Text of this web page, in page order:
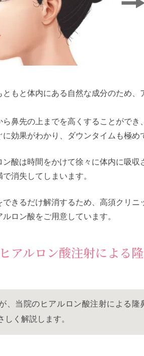
ともと体内にある自然な成分のため
ら鼻先の上までを高くすることができ
効果がわかり、ダウンタイムも極め
ン酸は時間をかけて徐々に体内に吸
消失してしまいます。
できるだけ解消するため、高須クリ
ロン酸をご用意しています。
アルロン酸注射による
、当院のヒアルロン酸注射による隆
しく解説します。